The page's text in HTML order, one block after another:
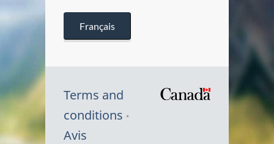
Français
Terms and
conditions
Avis